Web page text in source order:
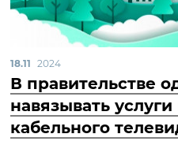
18.11 2024
В правительстве
навязывать
кабельного